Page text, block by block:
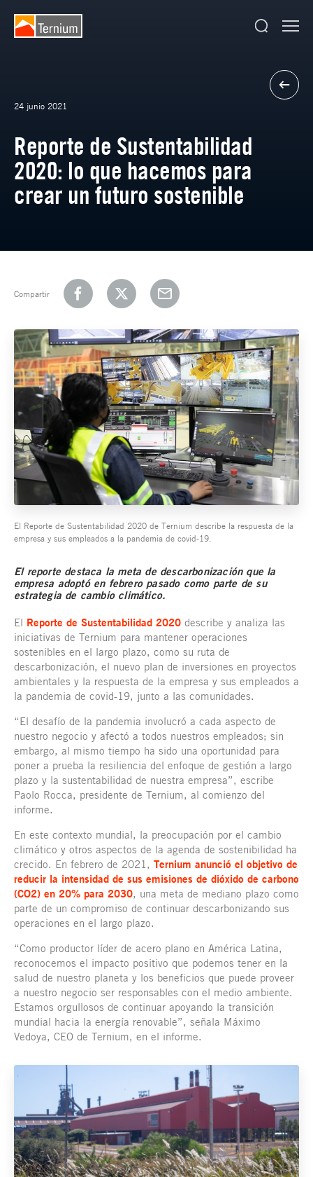
24 junio 2021
Reporte de Sustentabilidad
2020: lo que hacemos para
crear un futuro sostenible
Compartir
El Reporte de Sustentabilidad 2020 de Ternium describe la respuesta de la
empresa y sus empleados a la pandemia de covid-19.
El reporte destaca la meta de descarbonización que la
empresa adoptó en febrero pasado como parte de su
estrategia de cambio climático.
El Reporte de Sustentabilidad 2020 describe y analiza las
iniciativas de Ternium para mantener operaciones
sostenibles en el largo plazo, como su ruta de
descarbonización, el nuevo plan de inversiones en proyectos
ambientales y la respuesta de la empresa y sus empleados a
la pandemia de covid-19, junto a las comunidades.
“El desafío de la pandemia involucró a cada aspecto de
nuestro negocio y afectó a todos nuestros empleados; sin
embargo, al mismo tiempo ha sido una oportunidad para
poner a prueba la resiliencia del enfoque de gestión a largo
plazo y la sustentabilidad de nuestra empresa”, escribe
Paolo Rocca, presidente de Ternium, al comienzo del
informe.
En este contexto mundial, la preocupación por el cambio
climático y otros aspectos de la agenda de sostenibilidad ha
crecido. En febrero de 2021, Ternium anunció el objetivo de
reducir la intensidad de sus emisiones de dióxido de carbono
(CO2) en 20% para 2030, una meta de mediano plazo como
parte de un compromiso de continuar descarbonizando sus
operaciones en el largo plazo.
“Como productor líder de acero plano en América Latina,
reconocemos el impacto positivo que podemos tener en la
salud de nuestro planeta y los beneficios que puede proveer
a nuestro negocio ser responsables con el medio ambiente.
Estamos orgullosos de continuar apoyando la transición
mundial hacia la energía renovable”, señala Máximo
Vedoya, CEO de Ternium, en el informe.